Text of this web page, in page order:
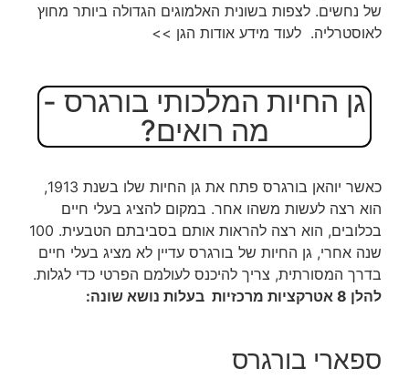
של נחשים. לצפות בשונית האלמוגים הגדולה ביותר מחוץ
לאוסטרליה. לעוד מידע אודות הגן >>
גן החיות המלכותי בורגרס -
מה רואים?
כאשר יוהאן בורגרס פתח את גן החיות שלו בשנת 1913,
הוא רצה לעשות משהו אחר. במקום להציג בעלי חיים
בכלובים, הוא רצה להראות אותם בסביבתם הטבעית. 100
שנה אחרי, גן החיות של בורגרס עדיין לא מציג בעלי חיים
בדרך המסורתית, צריך להיכנס לעולמם הפרטי כדי לגלות.
להלן 8 אטרקציות מרכזיות בעלות נושא שונה:
ספארי בורגרס